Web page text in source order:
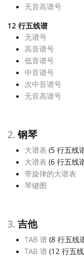
Polski
Português
Tiếng Việt
Українська
无音高谱号
12 行五线谱
无谱号
高音谱号
低音谱号
中音谱号
次中音谱号
无音高谱号
2. 钢琴
大谱表 (5 行五线
大谱表 (6 行五线
带旋律的大谱表
琴键图
3. 吉他
TAB 谱 (8 行五线
TAB 谱 (12 行五